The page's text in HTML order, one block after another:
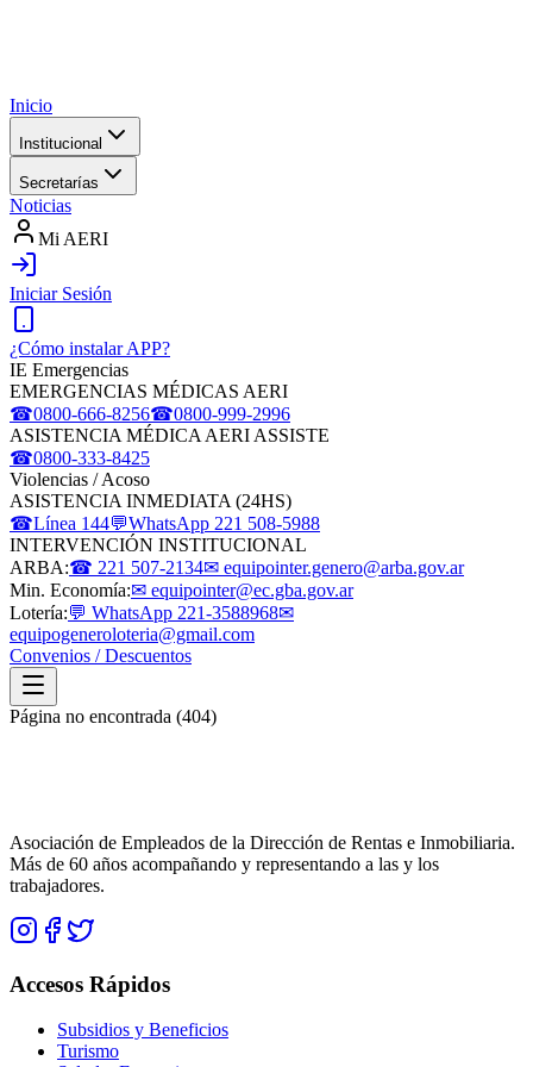
Inicio
Institucional
Secretarías
Noticias
Mi AERI
Iniciar Sesión
¿Cómo instalar APP?
IE Emergencias
EMERGENCIAS MÉDICAS AERI
☎0800-666-8256☎0800-999-2996
ASISTENCIA MÉDICA AERI ASSISTE
☎0800-333-8425
Violencias / Acoso
ASISTENCIA INMEDIATA (24HS)
☎Línea 144💬WhatsApp 221 508-5988
INTERVENCIÓN INSTITUCIONAL
ARBA:☎ 221 507-2134✉ equipointer.genero@arba.gov.ar
Min. Economía:✉ equipointer@ec.gba.gov.ar
Lotería:💬 WhatsApp 221-3588968✉
equipogeneroloteria@gmail.com
Convenios / Descuentos
Página no encontrada (404)
Asociación de Empleados de la Dirección de Rentas e Inmobiliaria.
Más de 60 años acompañando y representando a las y los
trabajadores.
Accesos Rápidos
Subsidios y Beneficios
Turismo